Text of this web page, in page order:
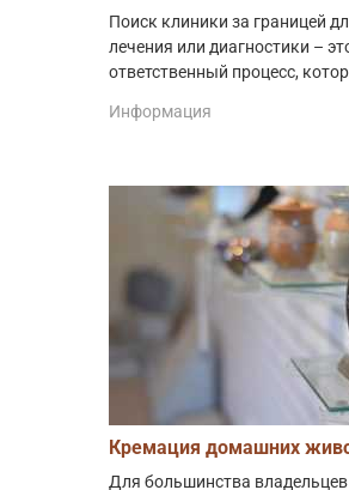
Поиск клиники за границей
лечения или диагностики –
ответственный процесс,
Информация
Кремация домашних
Для большинства